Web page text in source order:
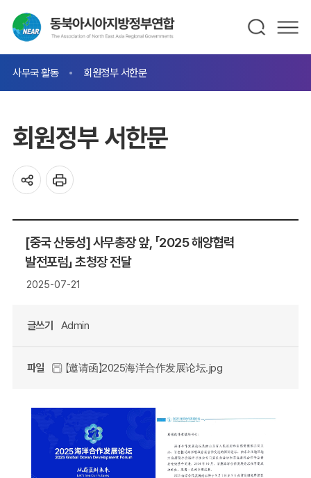
사무국 활동 회원정부 서한문
회원정부 서한문
[중국 산둥성] 사무총장 앞, 「2025 해양협력
발전포럼」 초청장 전달
2025-07-21
글쓰기 Admin
파일 【邀请函】2025海洋合作发展论坛.jpg